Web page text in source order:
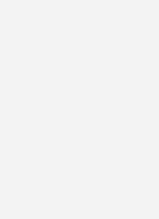
leisten mittlerweile
Firmen wie die
nur im Inland,